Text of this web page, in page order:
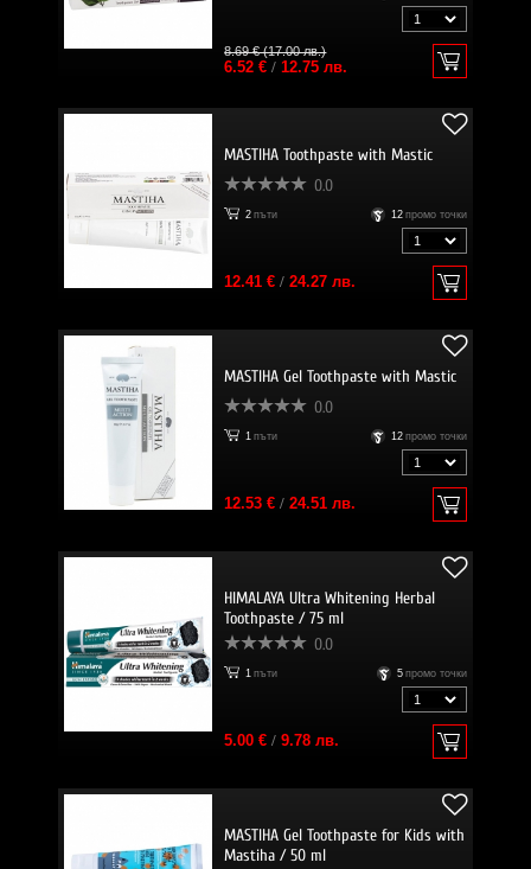
8.69 € (17.00 лв.)
6.52 €/ 12.75 лв.
MASTIHA Toothpaste with Mastic
0.0
2 пъти 12 промо точки
12.41 €/ 24.27 лв.
MASTIHA Gel Toothpaste with Mastic
0.0
1 пъти 12 промо точки
12.53 €/ 24.51 лв.
HIMALAYA Ultra Whitening Herbal
Toothpaste / 75 ml
0.0
1 пъти 5 промо точки
5.00 €/ 9.78 лв.
MASTIHA Gel Toothpaste for Kids with
Mastiha / 50 ml